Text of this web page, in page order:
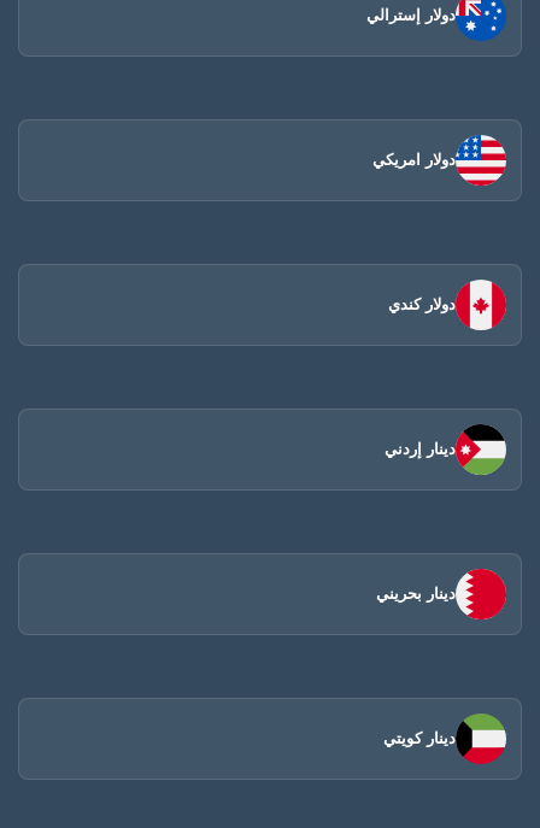
دولار إسترالي
دولار امريكي
دولار كندي
دينار إردني
دينار بحريني
دينار كويتي